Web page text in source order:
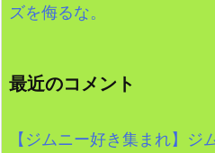
ズを侮るな。
最近のコメント
【ジムニー好き集まれ】ジ